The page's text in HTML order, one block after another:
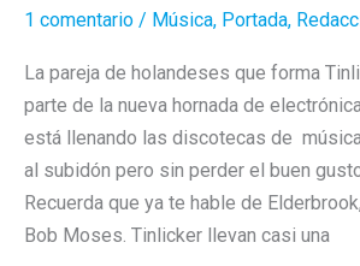
1 comentario / Música, Portada,
La pareja de holandeses que forma
parte de la nueva hornada de
está llenando las discotecas de
al subidón pero sin perder el buen
Recuerda que ya te hable de
Bob Moses. Tinlicker llevan casi una